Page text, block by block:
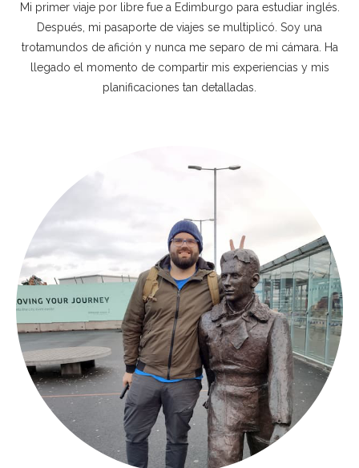
Mi primer viaje por libre fue a Edimburgo para estudiar inglés.
Después, mi pasaporte de viajes se multiplicó. Soy una
trotamundos de afición y nunca me separo de mi cámara. Ha
llegado el momento de compartir mis experiencias y mis
planificaciones tan detalladas.